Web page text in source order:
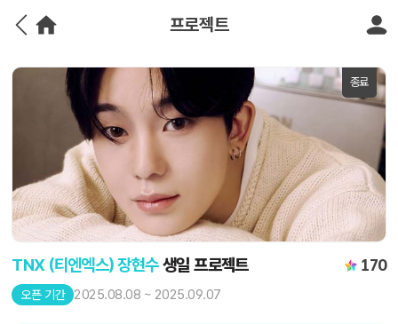
프로젝트
종료
TNX (티엔엑스) 장현수생일 프로젝트 170
오픈 기간 2025.08.08 ~ 2025.09.07